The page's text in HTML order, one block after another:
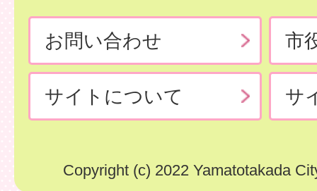
お問い合わせ 市
サイトについて サ
Copyright (c) 2022 Yamatotakada